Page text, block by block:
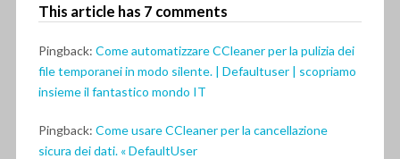
This article has 7 comments
Pingback: Come automatizzare CCleaner per la pulizia dei
file temporanei in modo silente. | Defaultuser | scopriamo
insieme il fantastico mondo IT
Pingback: Come usare CCleaner per la cancellazione
sicura dei dati. « DefaultUser